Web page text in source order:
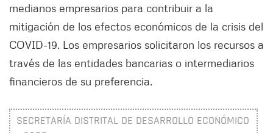
medianos empresarios para contribuir a la
mitigación de los efectos económicos de la crisis del
COVID-19. Los empresarios solicitaron los recursos a
través de las entidades bancarias o intermediarios
financieros de su preferencia.
SECRETARÍA DISTRITAL DE DESARROLLO ECONÓMICO